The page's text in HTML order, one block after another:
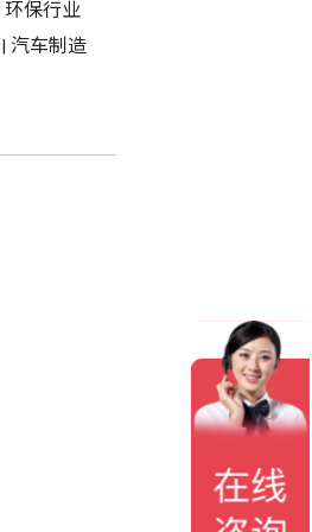
环保行业
| 汽车制造